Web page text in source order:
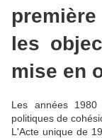
les
mise en
Les années
politiques de
L'Acte unique de